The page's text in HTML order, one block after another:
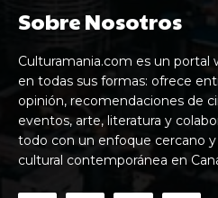
Sobre Nosotros
Culturamania.com es un portal
en todas sus formas: ofrece
opinión, recomendaciones de
eventos, arte, literatura y
todo con un enfoque cercano y
cultural contemporánea en